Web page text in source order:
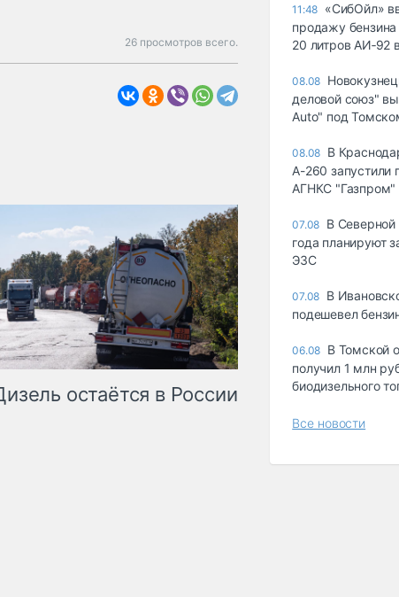
26 просмотров всего.
остаётся в России
11:48 «СибОйл»
продажу
20 литров АИ‑92
08.08
деловой союз"
Auto" под
08.08 В
А-260
АГНКС "Газпром"
07.08 В Северной
года планируют
ЭЗС
07.08 В
подешевел
06.08 В Томской
получил 1 млн
биодизельного
Все новости